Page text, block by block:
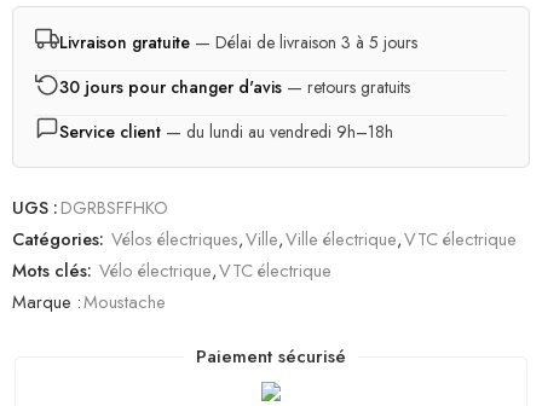
Livraison gratuite — Délai de livraison 3 à 5 jours
30 jours pour changer d'avis — retours gratuits
Service client — du lundi au vendredi 9h–18h
UGS :DGRBSFFHKO
Catégories: Vélos électriques,Ville,Ville électrique,VTC électrique
Mots clés: Vélo électrique,VTC électrique
Marque :Moustache
Paiement sécurisé